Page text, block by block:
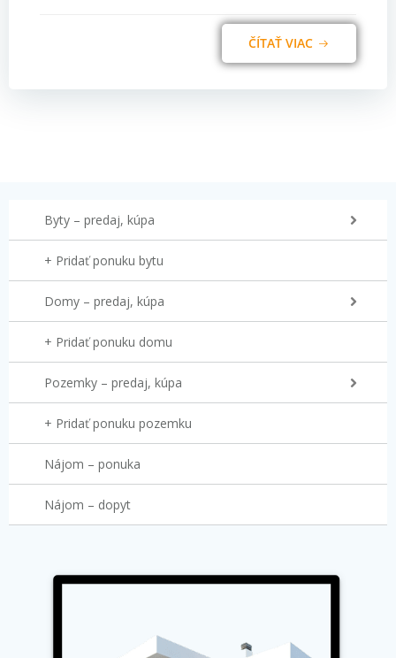
ČÍTAŤ VIAC
Byty – predaj, kúpa
+ Pridať ponuku bytu
Domy – predaj, kúpa
+ Pridať ponuku domu
Pozemky – predaj, kúpa
+ Pridať ponuku pozemku
Nájom – ponuka
Nájom – dopyt